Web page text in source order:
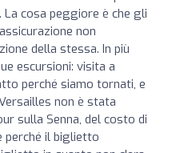
La cosa peggiore è che gli
non
della stessa. In più
escursioni: visita a
perché siamo tornati, e
non è stata
sulla Senna, del costo di
perché il biglietto